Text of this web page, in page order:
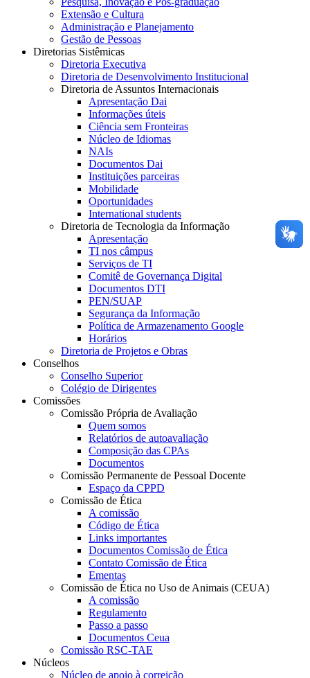
Extensão e Cultura
Administração e Planejamento
Gestão de Pessoas
Diretorias Sistêmicas
Diretoria Executiva
Diretoria de Desenvolvimento Institucional
Diretoria de Assuntos Internacionais
Apresentação Dai
Informações úteis
Ciência sem Fronteiras
Núcleo de Idiomas
NAIs
Documentos Dai
Instituições parceiras
Mobilidade
Oportunidades
International students
Diretoria de Tecnologia da Informação
Apresentação
TI nos câmpus
Serviços de TI
Comitê de Governança Digital
Documentos DTI
PEN/SUAP
Segurança da Informação
Política de Armazenamento Google
Horários
Diretoria de Projetos e Obras
Conselhos
Conselho Superior
Colégio de Dirigentes
Comissões
Comissão Própria de Avaliação
Quem somos
Relatórios de autoavaliação
Composição das CPAs
Documentos
Comissão Permanente de Pessoal Docente
Espaço da CPPD
Comissão de Ética
A comissão
Código de Ética
Links importantes
Documentos Comissão de Ética
Contato Comissão de Ética
Ementas
Comissão de Ética no Uso de Animais (CEUA)
A comissão
Regulamento
Passo a passo
Documentos Ceua
Comissão RSC-TAE
Núcleos
Núcleo de apoio à correição